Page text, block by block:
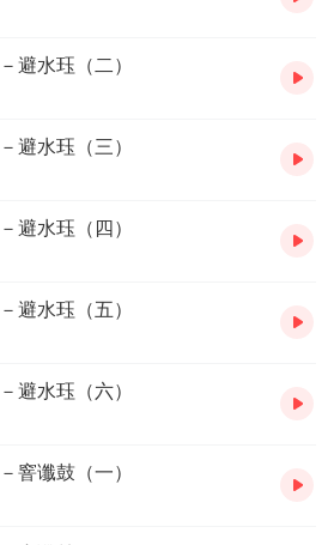
迷雾重重的阴谋。
阳人，现居广东肇庆，天涯社区认证写
分，性格随和乐观，不贪恋，不妄求，
已出版“闻香榭”系列四部曲。
避水珏（二）
避水珏（三）
避水珏（四）
避水珏（五）
避水珏（六）
窨谶鼓（一）